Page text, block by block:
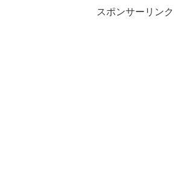
スポンサーリンク